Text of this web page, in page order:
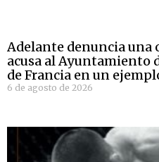
Adelante denuncia una
acusa al Ayuntamiento
de Francia en un
6 de agosto de 2026